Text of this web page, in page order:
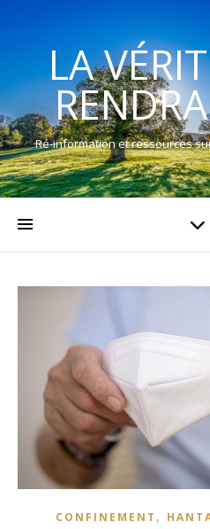
LA
Ré-information et ressources
CONFINEMENT ,